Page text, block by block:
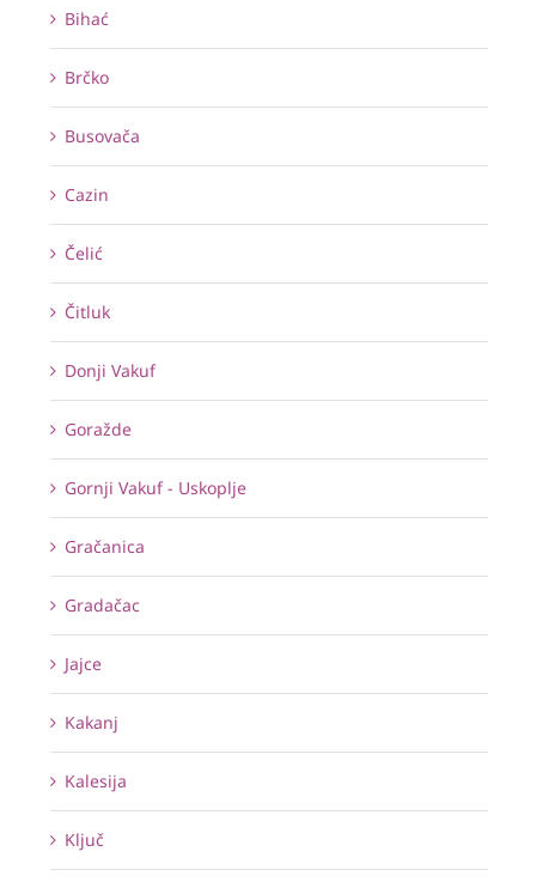
Bihać
Brčko
Busovača
Cazin
Čelić
Čitluk
Donji Vakuf
Goražde
Gornji Vakuf - Uskoplje
Gračanica
Gradačac
Jajce
Kakanj
Kalesija
Ključ